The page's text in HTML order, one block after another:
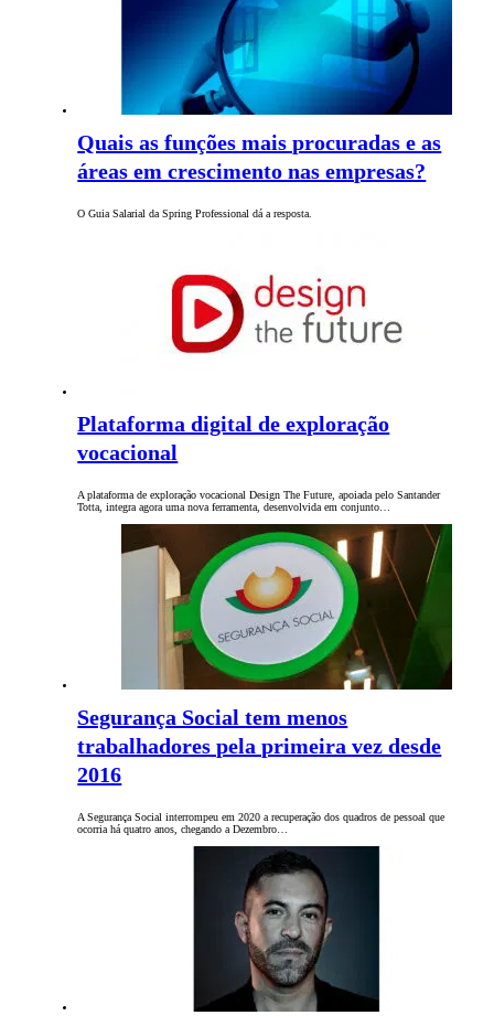
Quais as funções mais procuradas e as
áreas em crescimento nas empresas?
O Guia Salarial da Spring Professional dá a resposta.
Plataforma digital de exploração
vocacional
A plataforma de exploração vocacional Design The Future, apoiada pelo Santander
Totta, integra agora uma nova ferramenta, desenvolvida em conjunto…
Segurança Social tem menos
trabalhadores pela primeira vez desde
2016
A Segurança Social interrompeu em 2020 a recuperação dos quadros de pessoal que
ocorria há quatro anos, chegando a Dezembro…